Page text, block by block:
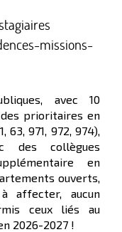
missions-
avec 10
prioritaires en
63, 971, 972, 974),
des collègues
en
ouverts,
affecter, aucun
ceux liés au
2026-2027 !